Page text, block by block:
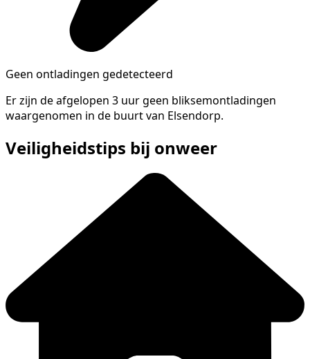
Geen ontladingen gedetecteerd
Er zijn de afgelopen 3 uur geen bliksemontladingen
waargenomen in de buurt van Elsendorp.
Veiligheidstips bij onweer